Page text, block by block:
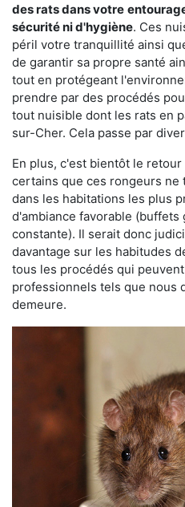
des rats dans votre
sécurité ni d'hygiène. Ces
péril votre tranquillité ainsi
de garantir sa propre santé
tout en protégeant
prendre par des procédés
tout nuisible dont les rats en
sur-Cher. Cela passe par
En plus, c'est bientôt le
certains que ces rongeurs ne
dans les habitations les plus
d'ambiance favorable
constante). Il serait donc
davantage sur les habitudes
tous les procédés qui
professionnels tels que nous
demeure.